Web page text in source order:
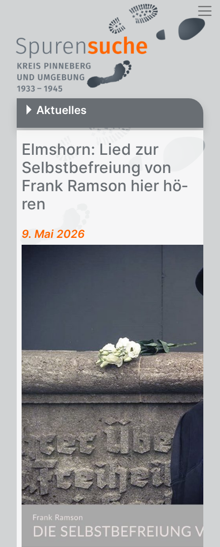
Aktuelles
Elms­horn: Lied zur
Selbst­be­frei­ung von
Frank Ram­son hier hö­
ren
9. Mai 2026